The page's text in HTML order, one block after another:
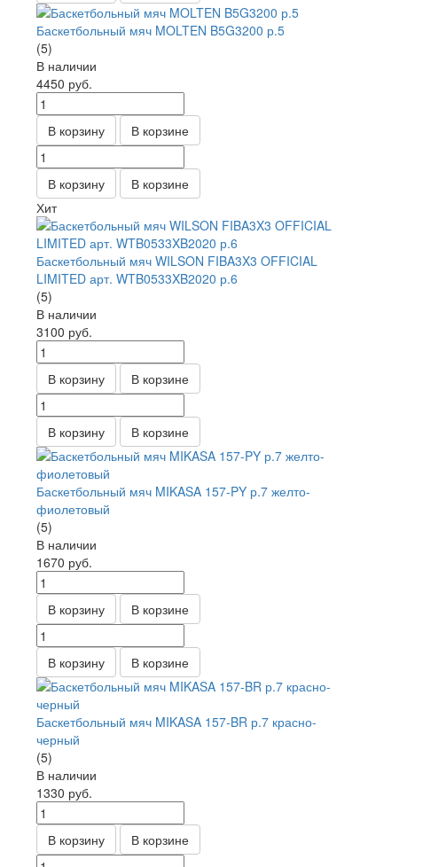
Баскетбольный мяч MOLTEN B5G3200 р.5
(5)
В наличии
4450 руб.
В корзину В корзине
В корзину В корзине
Хит
Баскетбольный мяч WILSON FIBA3X3 OFFICIAL
LIMITED арт. WTB0533XB2020 р.6
(5)
В наличии
3100 руб.
В корзину В корзине
В корзину В корзине
Баскетбольный мяч MIKASA 157-PY р.7 желто-
фиолетовый
(5)
В наличии
1670 руб.
В корзину В корзине
В корзину В корзине
Баскетбольный мяч MIKASA 157-BR р.7 красно-
черный
(5)
В наличии
1330 руб.
В корзину В корзине